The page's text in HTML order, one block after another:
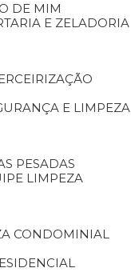
DE MIM
E ZELADORIA
E LIMPEZA
PESADAS
LIMPEZA
CONDOMINIAL